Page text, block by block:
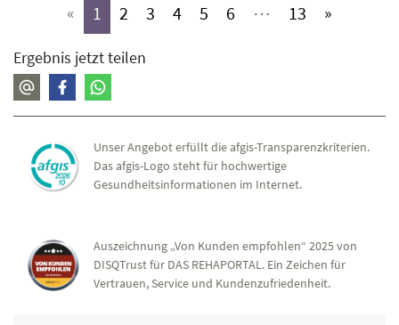
« 1 (aktiv)
2 (aktiv)
3 (aktiv)
4(aktiv)
5 (aktiv)
6 (aktiv)
⋯ 13 (aktiv)
»
Ergebnis jetzt teilen
Unser Angebot erfüllt die afgis-Transparenzkriterien.
Das afgis-Logo steht für hochwertige
Gesundheitsinformationen im Internet.
Auszeichnung „Von Kunden empfohlen“ 2025 von
DISQTrust für DAS REHAPORTAL. Ein Zeichen für
Vertrauen, Service und Kundenzufriedenheit.